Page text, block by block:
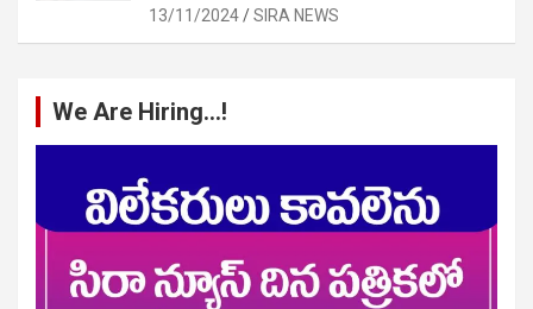
13/11/2024 SIRA NEWS
We Are Hiring…!